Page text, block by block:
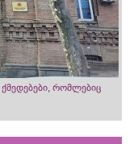
რომლებიც